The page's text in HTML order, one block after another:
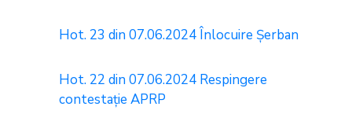
Hot. 23 din 07.06.2024 Înlocuire Șerban
Hot. 22 din 07.06.2024 Respingere
contestație APRP